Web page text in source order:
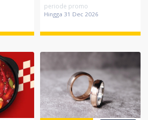
periode promo
Hingga 31 Dec 2026